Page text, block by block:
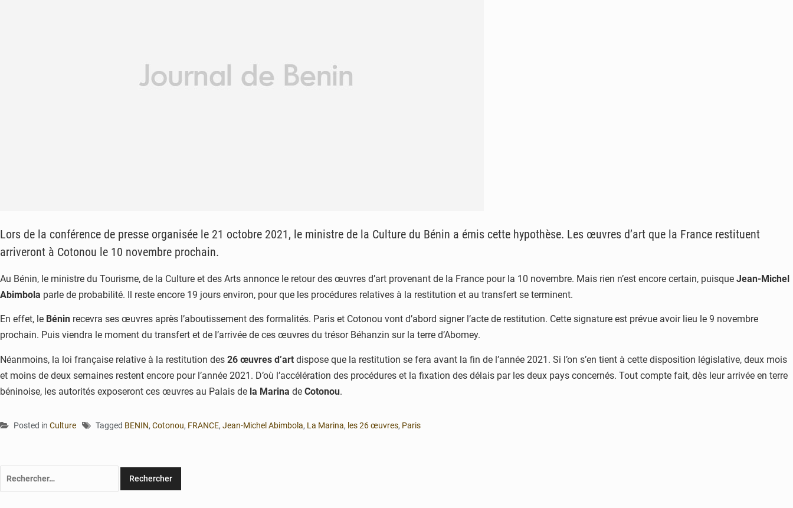
Lors de la conférence de presse organisée le 21 octobre 2021, le ministre de la Culture du Bénin a émis cette hypothèse. Les œuvres d’art que la France restituent
arriveront à Cotonou le 10 novembre prochain.
Au Bénin, le ministre du Tourisme, de la Culture et des Arts annonce le retour des œuvres d’art provenant de la France pour la 10 novembre. Mais rien n’est encore certain, puisque Jean-Michel
Abimbola parle de probabilité. Il reste encore 19 jours environ, pour que les procédures relatives à la restitution et au transfert se terminent.
En effet, le Bénin recevra ses œuvres après l’aboutissement des formalités. Paris et Cotonou vont d’abord signer l’acte de restitution. Cette signature est prévue avoir lieu le 9 novembre
prochain. Puis viendra le moment du transfert et de l’arrivée de ces œuvres du trésor Béhanzin sur la terre d’Abomey.
Néanmoins, la loi française relative à la restitution des 26 œuvres d’art dispose que la restitution se fera avant la fin de l’année 2021. Si l’on s’en tient à cette disposition législative, deux mois
et moins de deux semaines restent encore pour l’année 2021. D’où l’accélération des procédures et la fixation des délais par les deux pays concernés. Tout compte fait, dès leur arrivée en terre
béninoise, les autorités exposeront ces œuvres au Palais de la Marina de Cotonou.
Posted in Culture Tagged BENIN, Cotonou, FRANCE, Jean-Michel Abimbola, La Marina, les 26 œuvres, Paris